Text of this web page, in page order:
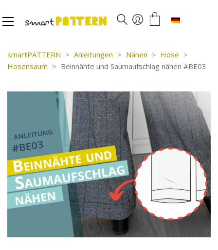
smartPATTERN > Anleitungen > Nähen > Hose >
Hosensaum > Beinnähte und Saumaufschlag nähen #BE03